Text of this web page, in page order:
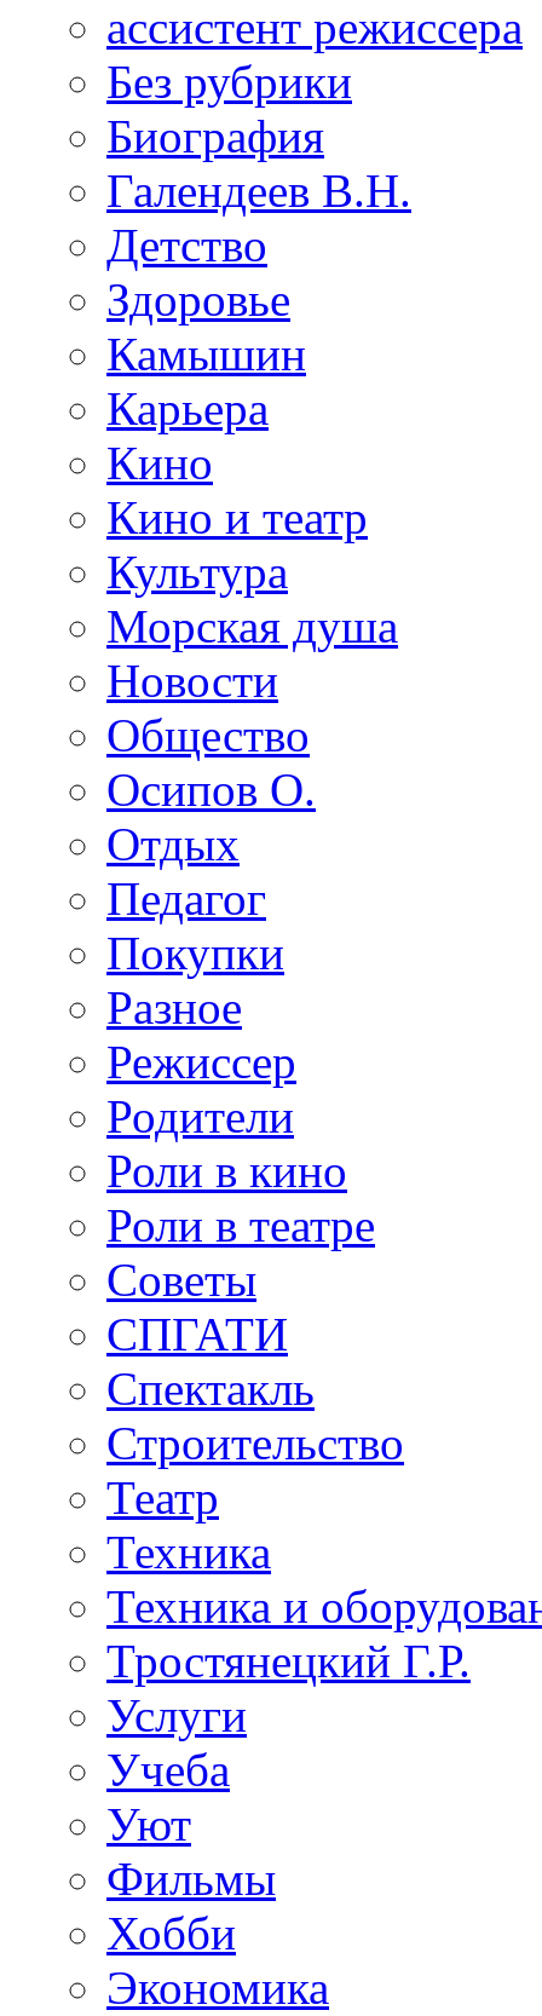
ассистент режиссера
Без рубрики
Биография
Галендеев В.Н.
Детство
Здоровье
Камышин
Карьера
Кино
Кино и театр
Культура
Морская душа
Новости
Общество
Осипов О.
Отдых
Педагог
Покупки
Разное
Режиссер
Родители
Роли в кино
Роли в театре
Советы
СПГАТИ
Спектакль
Строительство
Театр
Техника
Техника и
Тростянецкий Г.Р.
Услуги
Учеба
Уют
Фильмы
Хобби
Экономика